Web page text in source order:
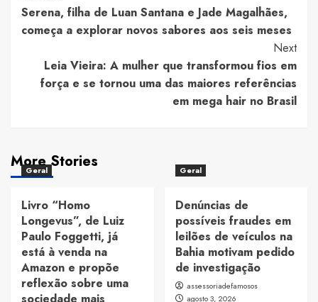
Navigation
Serena, filha de Luan Santana e Jade Magalhães,
começa a explorar novos sabores aos seis meses
Next
Leia Vieira: A mulher que transformou fios em
força e se tornou uma das maiores referências
em mega hair no Brasil
More Stories
Geral
Livro “Homo
Longevus”, de Luiz
Paulo Foggetti, já
está à venda na
Amazon e propõe
reflexão sobre uma
sociedade mais
Geral
Denúncias de
possíveis fraudes em
leilões de veículos na
Bahia motivam pedido
de investigação
assessoriadefamosos
agosto 3, 2026